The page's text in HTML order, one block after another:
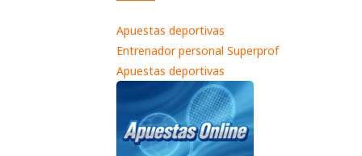
Apuestas deportivas
Entrenador personal Superprof
Apuestas deportivas